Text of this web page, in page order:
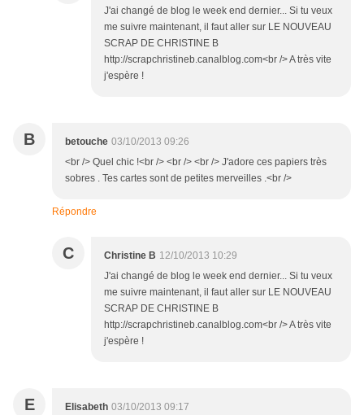
J'ai changé de blog le week end dernier... Si tu veux
me suivre maintenant, il faut aller sur LE NOUVEAU
SCRAP DE CHRISTINE B
http://scrapchristineb.canalblog.com<br /> A très vite
j'espère !
B betouche 03/10/2013 09:26
<br /> Quel chic !<br /> <br /> <br /> J'adore ces papiers très
sobres . Tes cartes sont de petites merveilles .<br />
Répondre
C Christine B 12/10/2013 10:29
J'ai changé de blog le week end dernier... Si tu veux
me suivre maintenant, il faut aller sur LE NOUVEAU
SCRAP DE CHRISTINE B
http://scrapchristineb.canalblog.com<br /> A très vite
j'espère !
E Elisabeth 03/10/2013 09:17